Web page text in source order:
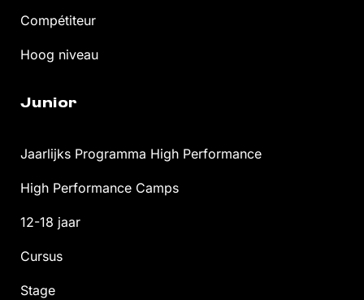
Compétiteur
Hoog niveau
Junior
Jaarlijks Programma High Performance
High Performance Camps
12-18 jaar
Cursus
Stage